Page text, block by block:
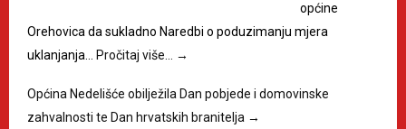
općine
Orehovica da sukladno Naredbi o poduzimanju mjera
uklanjanja… Pročitaj više… →
Općina Nedelišće obilježila Dan pobjede i domovinske
zahvalnosti te Dan hrvatskih branitelja →